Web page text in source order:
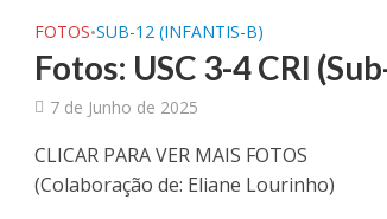
FOTOS•SUB-12 (INFANTIS-B)
Fotos: USC 3-4 CRI
7 de Junho de 2025
CLICAR PARA VER MAIS FOTOS
(Colaboração de: Eliane Lourinho)